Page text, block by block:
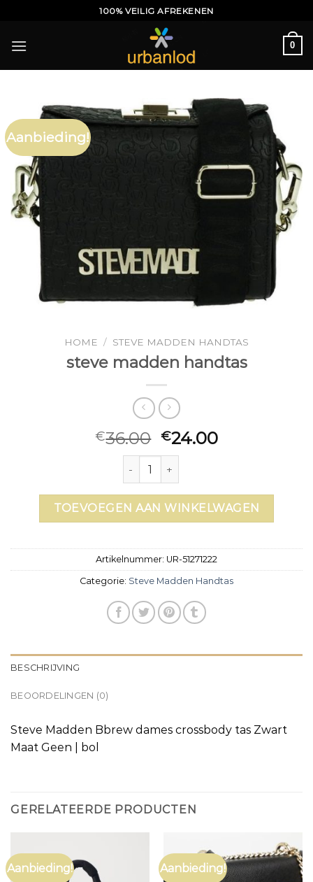
inhoud
100% VEILIG AFREKENEN
0
Aanbieding!
HOME / STEVE MADDEN HANDTAS
steve madden handtas
€36.00 €24.00
steve madden handtas aantal
TOEVOEGEN AAN WINKELWAGEN
Artikelnummer: UR-51271222
Categorie: Steve Madden Handtas
BESCHRIJVING
BEOORDELINGEN (0)
Steve Madden Bbrew dames crossbody tas Zwart
Maat Geen | bol
GERELATEERDE PRODUCTEN
Aanbieding! Aanbieding!